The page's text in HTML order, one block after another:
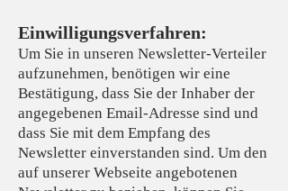
Einwilligungsverfahren:
Um Sie in unseren Newsletter-Verteiler
aufzunehmen, benötigen wir eine
Bestätigung, dass Sie der Inhaber der
angegebenen Email-Adresse sind und
dass Sie mit dem Empfang des
Newsletter einverstanden sind. Um den
auf unserer Webseite angebotenen